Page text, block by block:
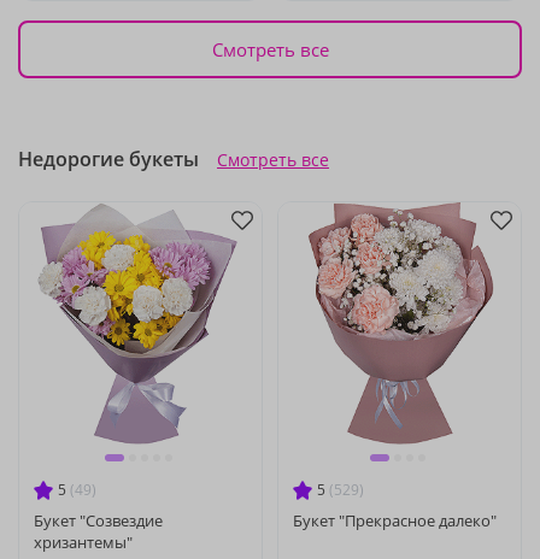
Смотреть все
Недорогие букеты Смотреть все
5 (49)
Букет "Созвездие
хризантемы"
5 (529)
Букет "Прекрасное далеко"